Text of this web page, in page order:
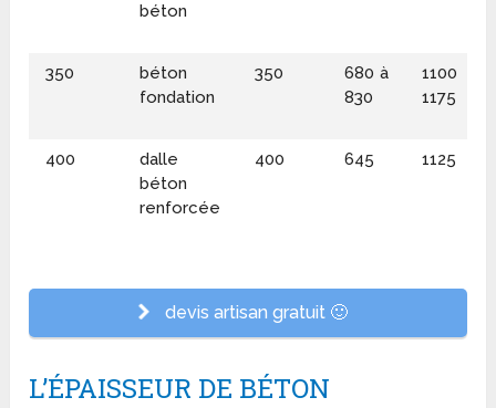
béton
350
béton
fondation
350
680 à
830
1100 à
1175
400
dalle
béton
renforcée
400 645 1125
devis artisan gratuit 🙂
L’ÉPAISSEUR DE BÉTON